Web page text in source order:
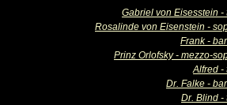
Gabriel von Eisesstein -
Rosalinde von Eisenstein -
Frank -
Prinz Orlofsky - mezzo-
Alfred -
Dr. Falke -
Dr. Blind -